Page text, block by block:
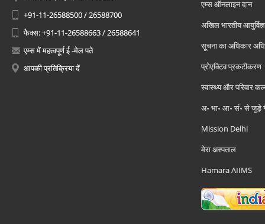
+91-11-26588500 / 26588700
फैक्स: +91-11-26588663 / 26588641
एम्स में महत्वपूर्ण ई -मेल पते
आपकी प्रतिक्रिया दें
एम्स ऑनलाइन दान
अखिल भारतीय
सूचना का अधिकार
प्रोएक्टिव प्रकटीकरण
स्वास्थ्य और परिवार
अ॰ भा॰ आ॰ सं॰ से जुड़े
Mission Delhi
मेरा अस्पताल
Hamara AIIMS